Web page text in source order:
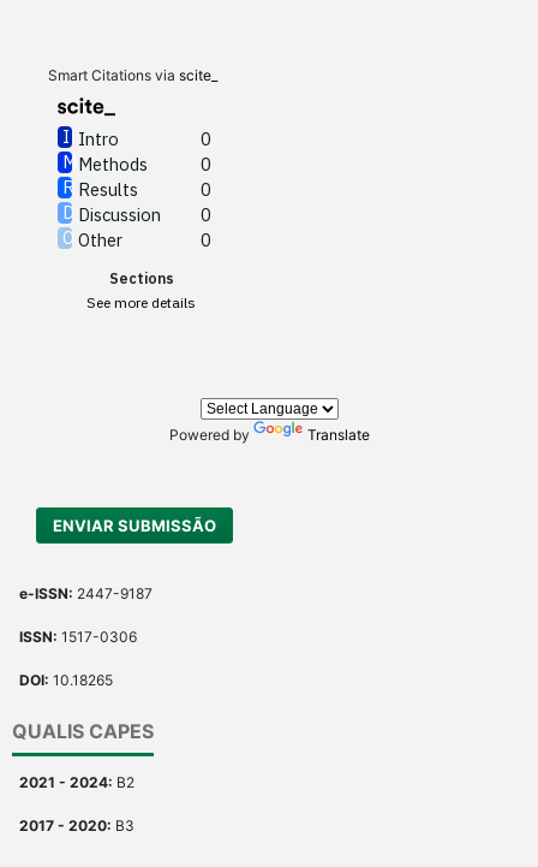
Smart Citations via scite_
Intro
0
Methods
0
Results
0
Discussion
0
Other
0
Sections
See more details
supports, mentions, or
contrasts the cited claim, and
Powered by Translate
ENVIAR SUBMISSÃO
e-ISSN: 2447-9187
ISSN: 1517-0306
DOI: 10.18265
QUALIS CAPES
2021 - 2024: B2
2017 - 2020: B3